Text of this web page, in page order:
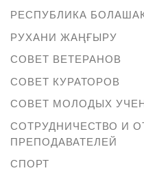
РЕСПУБЛИКА
РУХАНИ ЖАҢҒЫРУ
СОВЕТ ВЕТЕРАНОВ
СОВЕТ КУРАТОРОВ
СОВЕТ МОЛОДЫХ
СОТРУДНИЧЕСТВО И
ПРЕПОДАВАТЕЛЕЙ
СПОРТ